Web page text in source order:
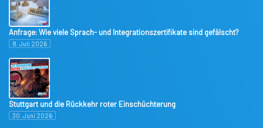
Anfrage: Wie viele Sprach- und Integrationszertifikate sind gefälscht?
8. Juli 2026
Stuttgart und die Rückkehr roter Einschüchterung
30. Juni 2026